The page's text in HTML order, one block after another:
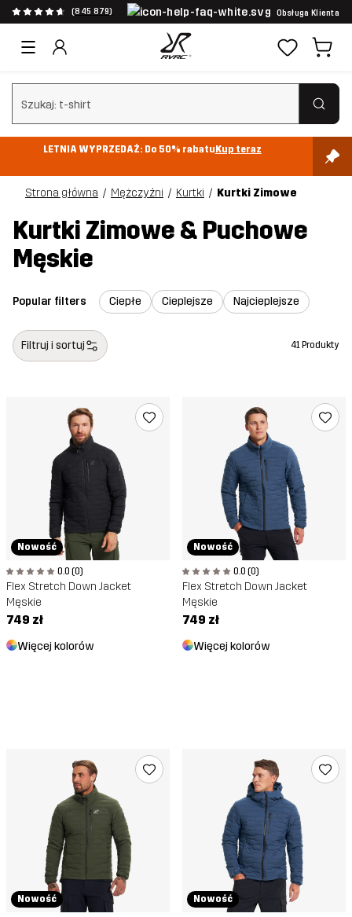
(845 879) Obsługa Klienta
Wyczyść wyszukiwanie
LETNIA WYPRZEDAŻ: Do 50% rabatuKup teraz
Strona główna Mężczyźni Kurtki Kurtki Zimowe
Kurtki Zimowe & Puchowe
Męskie
Popular filters Ciepłe Cieplejsze Najcieplejsze
Filtruj i sortuj 41 Produkty
Nowość
0.0 (0)
Flex Stretch Down Jacket
Męskie
749 zł
Więcej kolorów
Nowość
0.0 (0)
Flex Stretch Down Jacket
Męskie
749 zł
Więcej kolorów
Nowość Nowość